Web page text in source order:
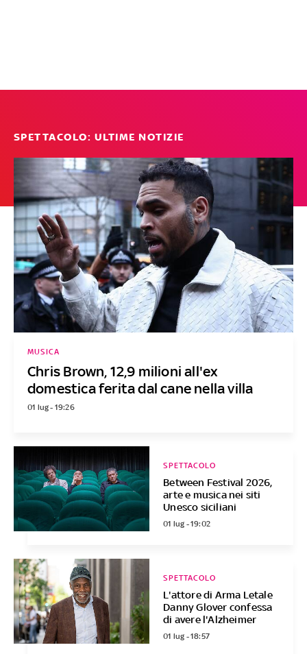
SPETTACOLO: ULTIME NOTIZIE
Chris Brown, 12,9 milioni all'ex
domestica ferita dal cane nella villa
MUSICA
01 lug - 19:26
Between Festival 2026,
arte e musica nei siti
Unesco siciliani
SPETTACOLO
01 lug - 19:02
L'attore di Arma Letale
Danny Glover confessa
di avere l'Alzheimer
SPETTACOLO
01 lug - 18:57